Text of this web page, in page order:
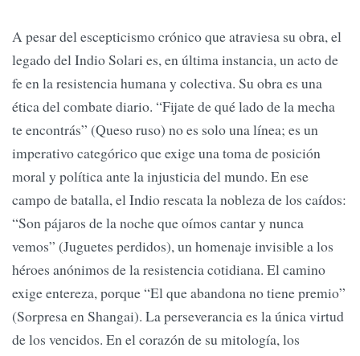
A pesar del escepticismo crónico que atraviesa su obra, el
legado del Indio Solari es, en última instancia, un acto de
fe en la resistencia humana y colectiva. Su obra es una
ética del combate diario. “Fijate de qué lado de la mecha
te encontrás” (Queso ruso) no es solo una línea; es un
imperativo categórico que exige una toma de posición
moral y política ante la injusticia del mundo. En ese
campo de batalla, el Indio rescata la nobleza de los caídos:
“Son pájaros de la noche que oímos cantar y nunca
vemos” (Juguetes perdidos), un homenaje invisible a los
héroes anónimos de la resistencia cotidiana. El camino
exige entereza, porque “El que abandona no tiene premio”
(Sorpresa en Shangai). La perseverancia es la única virtud
de los vencidos. En el corazón de su mitología, los